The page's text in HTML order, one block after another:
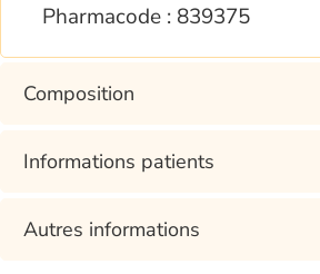
Pharmacode : 839375
Composition
Informations patients
Autres informations